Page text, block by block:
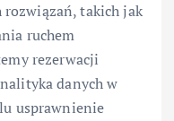
takich jak
ruchem
rezerwacji
danych w
usprawnienie